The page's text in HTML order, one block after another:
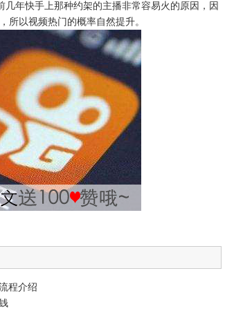
年快手上那种约架的主播非常容易火的原因，因
所以视频热门的概率自然提升。
程介绍